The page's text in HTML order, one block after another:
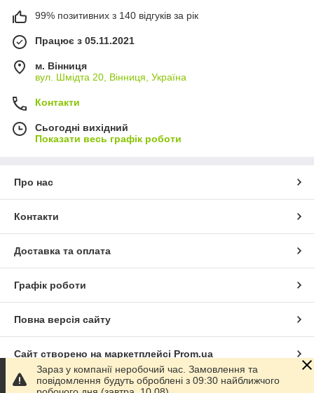
99% позитивних з 140 відгуків за рік
Працює з 05.11.2021
м. Вінниця
вул. Шмідта 20, Вінниця, Україна
Контакти
Сьогодні вихідний
Показати весь графік роботи
Про нас
Контакти
Доставка та оплата
Графік роботи
Повна версія сайту
Сайт створено на маркетплейсі Prom.ua
Політика конфіденційності
Зараз у компанії неробочий час. Замовлення та
повідомлення будуть оброблені з 09:30 найближчого